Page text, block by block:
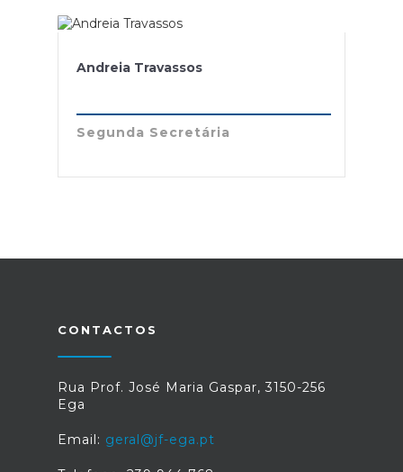
Andreia Travassos
Segunda Secretária
CONTACTOS
Rua Prof. José Maria Gaspar, 3150-256
Ega
Email: geral@jf-ega.pt